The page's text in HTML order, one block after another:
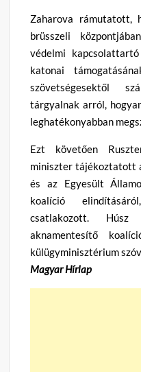
Zaharova rámutatott,
brüsszeli
védelmi
katonai
szövetségesektől
tárgyalnak arról,
leghatékonyabban
Ezt követően
miniszter tájékoztatott
és az Egyesült
koalíció
csatlakozott.
aknamentesítő
külügyminisztérium
Magyar Hírlap